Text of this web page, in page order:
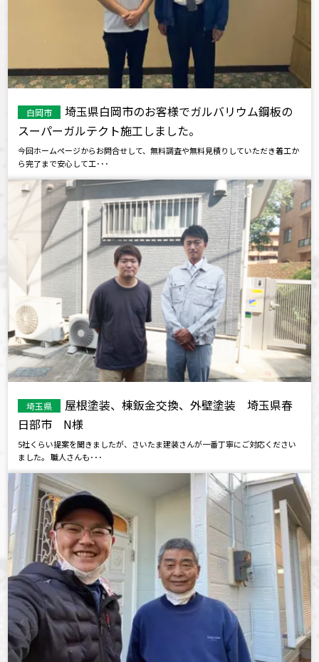
白岡市
埼玉県白岡市のお客様でガルバリウム鋼板の
スーパーガルテクト施工しました。
今回ホームページからお問合せして、無料調査や無料見積りしていただき着工か
ら完了まで安心して工･･･
埼玉県
屋根塗装、棟鈑金交換、外壁塗装 埼玉県春
日部市 N様
5社くらい提案を聞きましたが、さいたま建装さんが一番丁寧にご対応ください
ました。 職人さんも･･･